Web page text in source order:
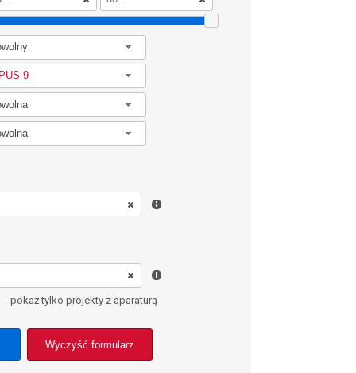
9
pokaż tylko projekty z aparaturą
Wyczyść formularz